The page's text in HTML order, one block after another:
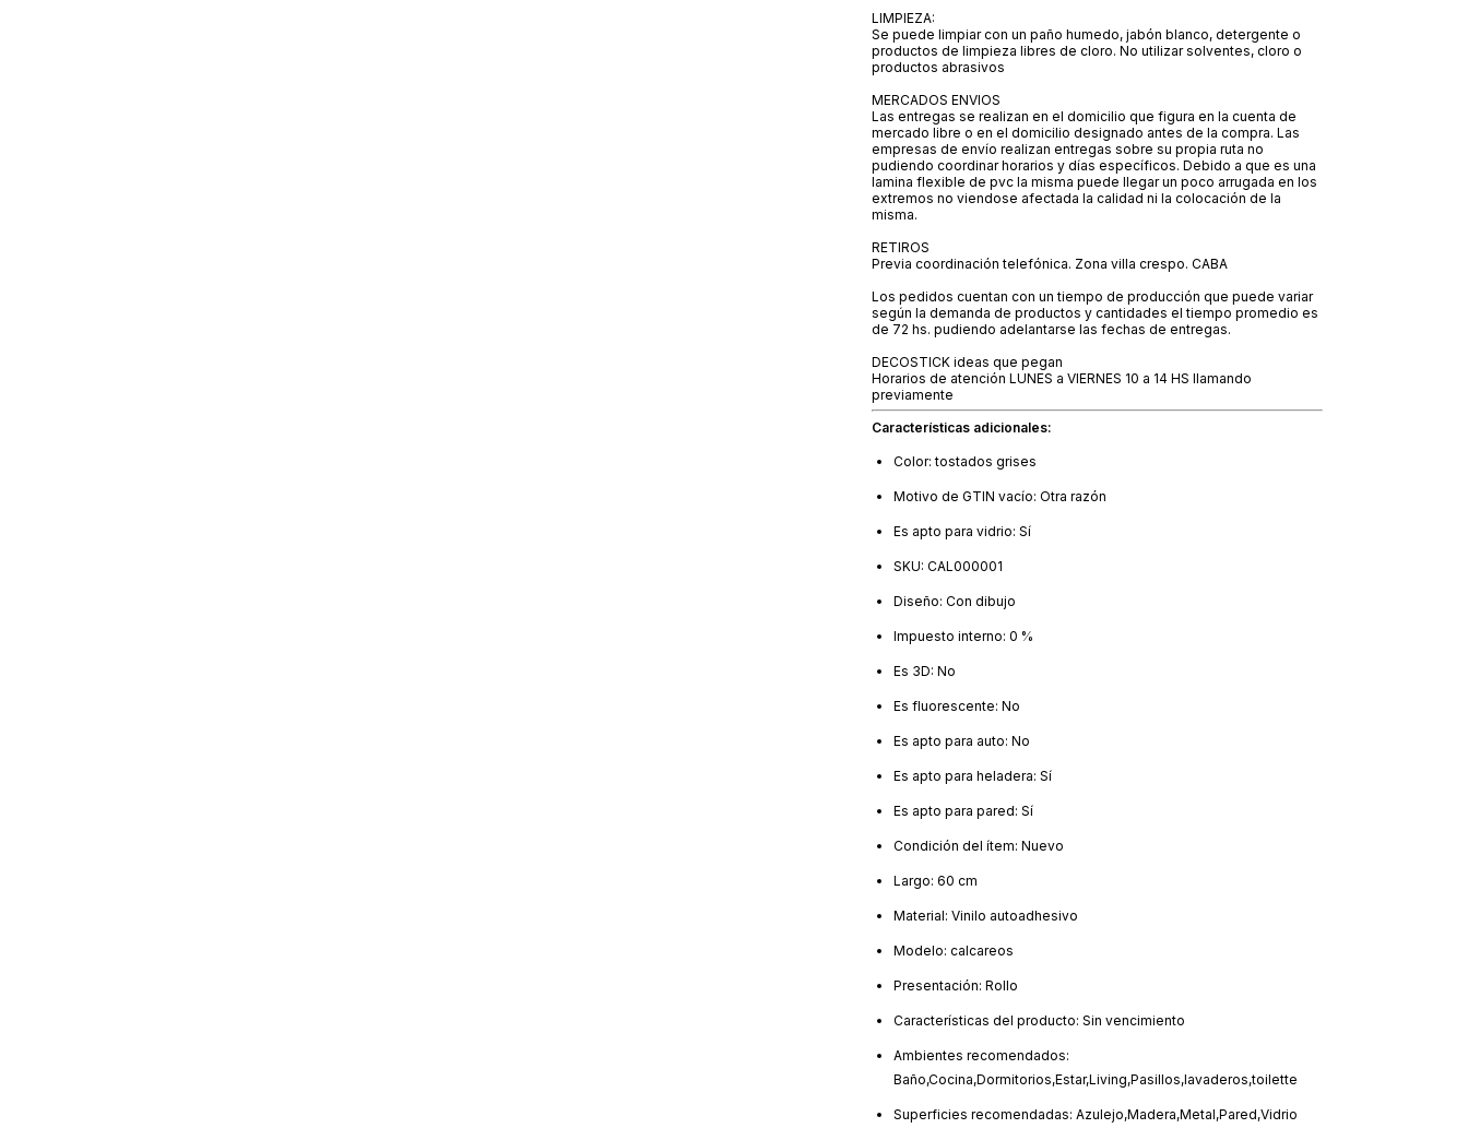
LIMPIEZA:
Se puede limpiar con un paño humedo, jabón blanco, detergente o
productos de limpieza libres de cloro. No utilizar solventes, cloro o
productos abrasivos
MERCADOS ENVIOS
Las entregas se realizan en el domicilio que figura en la cuenta de
mercado libre o en el domicilio designado antes de la compra. Las
empresas de envío realizan entregas sobre su propia ruta no
pudiendo coordinar horarios y días específicos. Debido a que es una
lamina flexible de pvc la misma puede llegar un poco arrugada en los
extremos no viendose afectada la calidad ni la colocación de la
misma.
RETIROS
Previa coordinación telefónica. Zona villa crespo. CABA
Los pedidos cuentan con un tiempo de producción que puede variar
según la demanda de productos y cantidades el tiempo promedio es
de 72 hs. pudiendo adelantarse las fechas de entregas.
DECOSTICK ideas que pegan
Horarios de atención LUNES a VIERNES 10 a 14 HS llamando
previamente
Características adicionales:
Color: tostados grises
Motivo de GTIN vacío: Otra razón
Es apto para vidrio: Sí
SKU: CAL000001
Diseño: Con dibujo
Impuesto interno: 0 %
Es 3D: No
Es fluorescente: No
Es apto para auto: No
Es apto para heladera: Sí
Es apto para pared: Sí
Condición del ítem: Nuevo
Largo: 60 cm
Material: Vinilo autoadhesivo
Modelo: calcareos
Presentación: Rollo
Características del producto: Sin vencimiento
Ambientes recomendados:
Baño,Cocina,Dormitorios,Estar,Living,Pasillos,lavaderos,toilette
Superficies recomendadas: Azulejo,Madera,Metal,Pared,Vidrio